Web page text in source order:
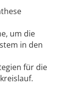
um die
in den
für die